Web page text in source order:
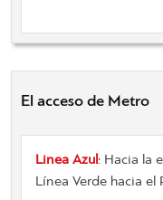
El acceso de Metro
Linea Azul : Hacia la
Línea Verde hacia el